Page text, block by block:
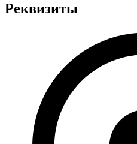
Реквизиты